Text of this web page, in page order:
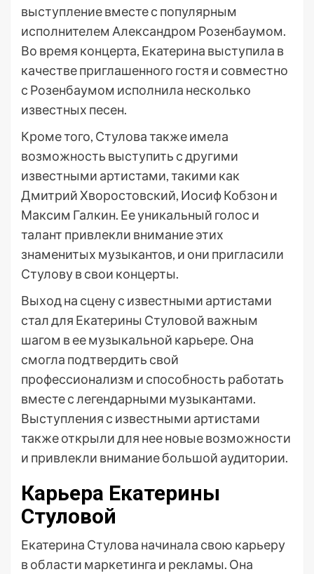
выступление вместе с популярным
исполнителем Александром Розенбаумом.
Во время концерта, Екатерина выступила в
качестве приглашенного гостя и совместно
с Розенбаумом исполнила несколько
известных песен.
Кроме того, Стулова также имела
возможность выступить с другими
известными артистами, такими как
Дмитрий Хворостовский, Иосиф Кобзон и
Максим Галкин. Ее уникальный голос и
талант привлекли внимание этих
знаменитых музыкантов, и они пригласили
Стулову в свои концерты.
Выход на сцену с известными артистами
стал для Екатерины Стуловой важным
шагом в ее музыкальной карьере. Она
смогла подтвердить свой
профессионализм и способность работать
вместе с легендарными музыкантами.
Выступления с известными артистами
также открыли для нее новые возможности
и привлекли внимание большой аудитории.
Карьера Екатерины
Стуловой
Екатерина Стулова начинала свою карьеру
в области маркетинга и рекламы. Она